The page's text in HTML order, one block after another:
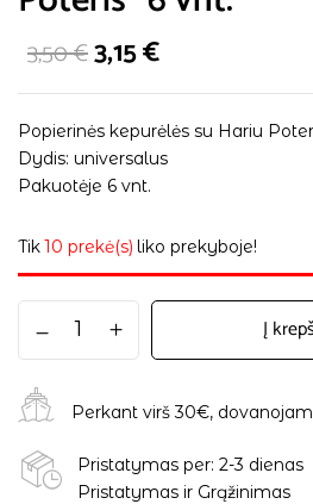
3,50€3,15€
Popierinės kepurėlės su Hariu
Dydis: universalus
Pakuotėje 6 vnt.
Tik10 prekė(s) liko prekyboje!
Į
Perkant virš 30€,
Pristatymas per: 2-3 dienas
Pristatymas ir Grąžinimas